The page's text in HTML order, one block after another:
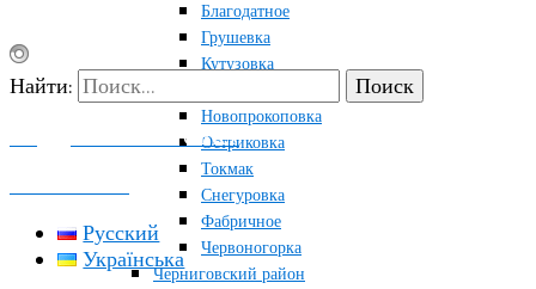
Благодатное
Грушевка
Кутузовка
Новопрокоповка
Остриковка
Токмак
Снегуровка
Фабричное
Червоногорка
Черниговский район
Найти:
ПОДДЕРЖАТЬ ПРОЕКТ
Русский
Українська